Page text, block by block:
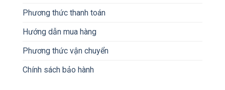
Phương thức thanh toán
Hướng dẫn mua hàng
Phương thức vận chuyển
Chính sách bảo hành